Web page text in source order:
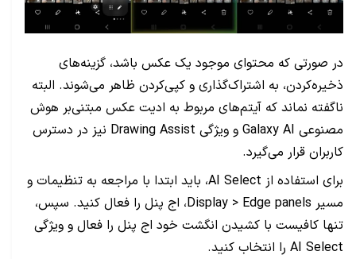
در صورتی که محتوای موجود یک عکس باشد، گزینه‌‌های
ذخیره‌کردن، به اشتراک‌گذاری و کپی‌کردن ظاهر می‌شوند. البته
ناگفته نماند که آیتم‌های مربوط به ادیت عکس مبتنی‌بر هوش
مصنوعی Galaxy AI و ویژگی Drawing Assist نیز در دسترس
کاربران قرار می‌گیرد.
برای استفاده از AI Select، باید ابتدا با مراجعه به تنظیمات و
مسیر Display > Edge panels، اج پنل را فعال کنید. سپس،
تنها کافیست با کشیدن انگشت خود اج پنل را فعال و ویژگی
AI Select را انتخاب کنید.